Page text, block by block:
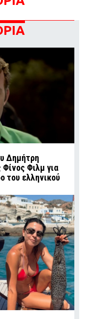
Δημήτρη
Φιλμ για
του ελληνικού